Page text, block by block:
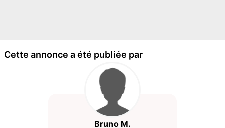
Cette annonce a été publiée par
Bruno M.